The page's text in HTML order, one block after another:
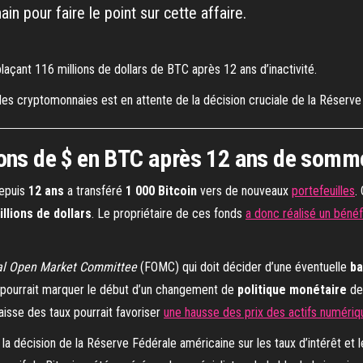
pour faire le point sur cette affaire.
116 millions de dollars de BTC après 12 ans d’inactivité.
cryptomonnaies est en attente de la décision cruciale de la
de $ en BTC après 12 ans de
12 ans a transféré 1 000 Bitcoin vers de nouveaux portefeuilles.
de dollars. Le propriétaire de ces fonds a donc réalisé un
Open Market Committee(FOMC) qui doit décider d’une éventuelle
marquer le début d’un changement de politique monétaire
des taux pourrait favoriser une hausse des prix des actifs